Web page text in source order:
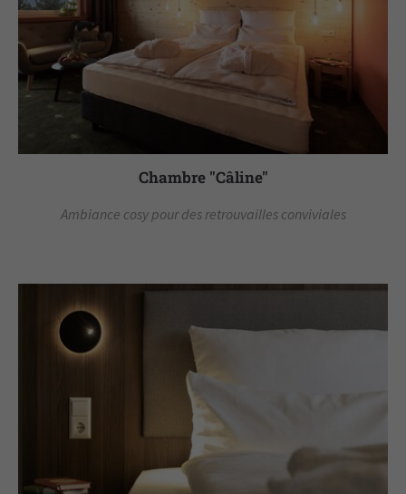
Chambre "Câline"
Ambiance cosy pour des retrouvailles conviviales